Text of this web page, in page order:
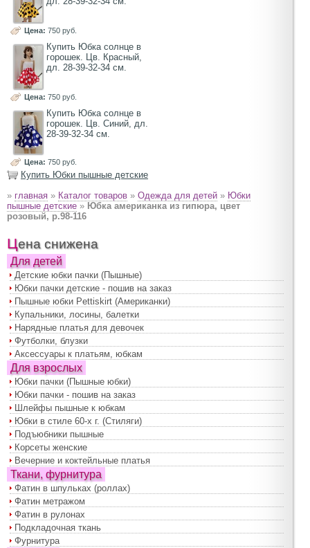
Цена: 750 руб.
Купить Юбка солнце в
горошек. Цв. Красный,
дл. 28-39-32-34 см.
Цена: 750 руб.
Купить Юбка солнце в
горошек. Цв. Синий, дл.
28-39-32-34 см.
Цена: 750 руб.
Купить Юбки пышные детские
» главная » Каталог товаров » Одежда для детей » Юбки
пышные детские » Юбка американка из гипюра, цвет
розовый, р.98-116
Цена снижена
Для детей
Детские юбки пачки (Пышные)
Юбки пачки детские - пошив на заказ
Пышные юбки Pettiskirt (Американки)
Купальники, лосины, балетки
Нарядные платья для девочек
Футболки, блузки
Аксессуары к платьям, юбкам
Для взрослых
Юбки пачки (Пышные юбки)
Юбки пачки - пошив на заказ
Шлейфы пышные к юбкам
Юбки в стиле 60-х г. (Стиляги)
Подъюбники пышные
Корсеты женские
Вечерние и коктейльные платья
Ткани, фурнитура
Фатин в шпульках (роллах)
Фатин метражом
Фатин в рулонах
Подкладочная ткань
Фурнитура